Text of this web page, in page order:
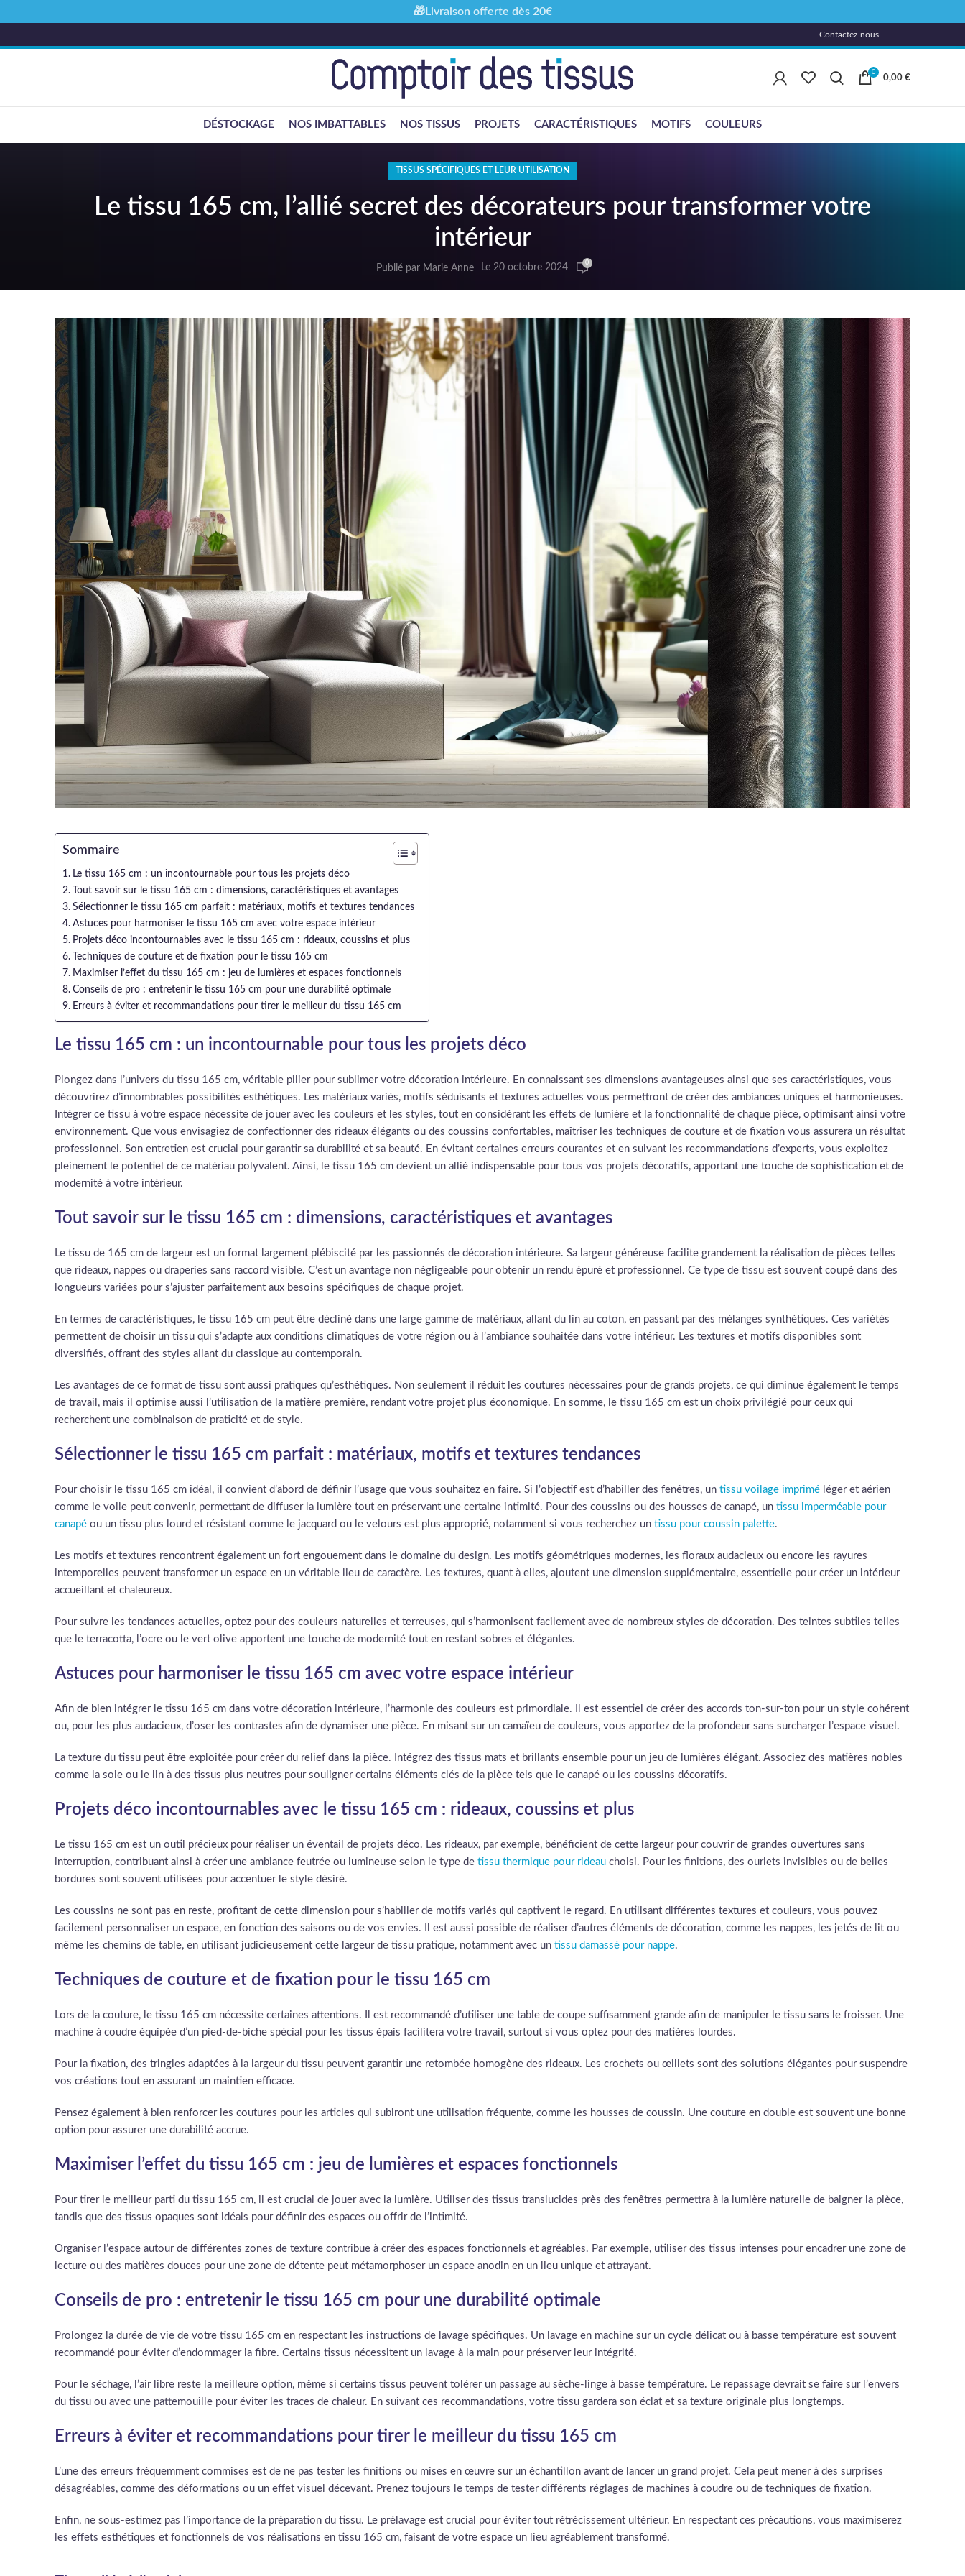
Contactez-nous
0
0,00 €
DÉSTOCKAGE NOS IMBATTABLES NOS TISSUS PROJETS CARACTÉRISTIQUES MOTIFS COULEURS
TISSUS SPÉCIFIQUES ET LEUR UTILISATION
Le tissu 165 cm, l’allié secret des décorateurs pour transformer votre
intérieur
Publié par Marie Anne Le 20 octobre 2024 0
Sommaire
Le tissu 165 cm : un incontournable pour tous les projets déco
Tout savoir sur le tissu 165 cm : dimensions, caractéristiques et avantages
Sélectionner le tissu 165 cm parfait : matériaux, motifs et textures tendances
Astuces pour harmoniser le tissu 165 cm avec votre espace intérieur
Projets déco incontournables avec le tissu 165 cm : rideaux, coussins et plus
Techniques de couture et de fixation pour le tissu 165 cm
Maximiser l’effet du tissu 165 cm : jeu de lumières et espaces fonctionnels
Conseils de pro : entretenir le tissu 165 cm pour une durabilité optimale
Erreurs à éviter et recommandations pour tirer le meilleur du tissu 165 cm
Le tissu 165 cm : un incontournable pour tous les projets déco
Plongez dans l’univers du tissu 165 cm, véritable pilier pour sublimer votre décoration intérieure. En connaissant ses dimensions avantageuses ainsi que ses caractéristiques, vous
découvrirez d’innombrables possibilités esthétiques. Les matériaux variés, motifs séduisants et textures actuelles vous permettront de créer des ambiances uniques et harmonieuses.
Intégrer ce tissu à votre espace nécessite de jouer avec les couleurs et les styles, tout en considérant les effets de lumière et la fonctionnalité de chaque pièce, optimisant ainsi votre
environnement. Que vous envisagiez de confectionner des rideaux élégants ou des coussins confortables, maîtriser les techniques de couture et de fixation vous assurera un résultat
professionnel. Son entretien est crucial pour garantir sa durabilité et sa beauté. En évitant certaines erreurs courantes et en suivant les recommandations d’experts, vous exploitez
pleinement le potentiel de ce matériau polyvalent. Ainsi, le tissu 165 cm devient un allié indispensable pour tous vos projets décoratifs, apportant une touche de sophistication et de
modernité à votre intérieur.
Tout savoir sur le tissu 165 cm : dimensions, caractéristiques et avantages
Le tissu de 165 cm de largeur est un format largement plébiscité par les passionnés de décoration intérieure. Sa largeur généreuse facilite grandement la réalisation de pièces telles
que rideaux, nappes ou draperies sans raccord visible. C’est un avantage non négligeable pour obtenir un rendu épuré et professionnel. Ce type de tissu est souvent coupé dans des
longueurs variées pour s’ajuster parfaitement aux besoins spécifiques de chaque projet.
En termes de caractéristiques, le tissu 165 cm peut être décliné dans une large gamme de matériaux, allant du lin au coton, en passant par des mélanges synthétiques. Ces variétés
permettent de choisir un tissu qui s’adapte aux conditions climatiques de votre région ou à l’ambiance souhaitée dans votre intérieur. Les textures et motifs disponibles sont
diversifiés, offrant des styles allant du classique au contemporain.
Les avantages de ce format de tissu sont aussi pratiques qu’esthétiques. Non seulement il réduit les coutures nécessaires pour de grands projets, ce qui diminue également le temps
de travail, mais il optimise aussi l’utilisation de la matière première, rendant votre projet plus économique. En somme, le tissu 165 cm est un choix privilégié pour ceux qui
recherchent une combinaison de praticité et de style.
Sélectionner le tissu 165 cm parfait : matériaux, motifs et textures tendances
Pour choisir le tissu 165 cm idéal, il convient d’abord de définir l’usage que vous souhaitez en faire. Si l’objectif est d’habiller des fenêtres, un tissu voilage imprimé léger et aérien
comme le voile peut convenir, permettant de diffuser la lumière tout en préservant une certaine intimité. Pour des coussins ou des housses de canapé, un tissu imperméable pour
canapé ou un tissu plus lourd et résistant comme le jacquard ou le velours est plus approprié, notamment si vous recherchez un tissu pour coussin palette.
Les motifs et textures rencontrent également un fort engouement dans le domaine du design. Les motifs géométriques modernes, les floraux audacieux ou encore les rayures
intemporelles peuvent transformer un espace en un véritable lieu de caractère. Les textures, quant à elles, ajoutent une dimension supplémentaire, essentielle pour créer un intérieur
accueillant et chaleureux.
Pour suivre les tendances actuelles, optez pour des couleurs naturelles et terreuses, qui s’harmonisent facilement avec de nombreux styles de décoration. Des teintes subtiles telles
que le terracotta, l’ocre ou le vert olive apportent une touche de modernité tout en restant sobres et élégantes.
Astuces pour harmoniser le tissu 165 cm avec votre espace intérieur
Afin de bien intégrer le tissu 165 cm dans votre décoration intérieure, l’harmonie des couleurs est primordiale. Il est essentiel de créer des accords ton-sur-ton pour un style cohérent
ou, pour les plus audacieux, d’oser les contrastes afin de dynamiser une pièce. En misant sur un camaïeu de couleurs, vous apportez de la profondeur sans surcharger l’espace visuel.
La texture du tissu peut être exploitée pour créer du relief dans la pièce. Intégrez des tissus mats et brillants ensemble pour un jeu de lumières élégant. Associez des matières nobles
comme la soie ou le lin à des tissus plus neutres pour souligner certains éléments clés de la pièce tels que le canapé ou les coussins décoratifs.
Projets déco incontournables avec le tissu 165 cm : rideaux, coussins et plus
Le tissu 165 cm est un outil précieux pour réaliser un éventail de projets déco. Les rideaux, par exemple, bénéficient de cette largeur pour couvrir de grandes ouvertures sans
interruption, contribuant ainsi à créer une ambiance feutrée ou lumineuse selon le type de tissu thermique pour rideau choisi. Pour les finitions, des ourlets invisibles ou de belles
bordures sont souvent utilisées pour accentuer le style désiré.
Les coussins ne sont pas en reste, profitant de cette dimension pour s’habiller de motifs variés qui captivent le regard. En utilisant différentes textures et couleurs, vous pouvez
facilement personnaliser un espace, en fonction des saisons ou de vos envies. Il est aussi possible de réaliser d’autres éléments de décoration, comme les nappes, les jetés de lit ou
même les chemins de table, en utilisant judicieusement cette largeur de tissu pratique, notamment avec un tissu damassé pour nappe.
Techniques de couture et de fixation pour le tissu 165 cm
Lors de la couture, le tissu 165 cm nécessite certaines attentions. Il est recommandé d’utiliser une table de coupe suffisamment grande afin de manipuler le tissu sans le froisser. Une
machine à coudre équipée d’un pied-de-biche spécial pour les tissus épais facilitera votre travail, surtout si vous optez pour des matières lourdes.
Pour la fixation, des tringles adaptées à la largeur du tissu peuvent garantir une retombée homogène des rideaux. Les crochets ou œillets sont des solutions élégantes pour suspendre
vos créations tout en assurant un maintien efficace.
Pensez également à bien renforcer les coutures pour les articles qui subiront une utilisation fréquente, comme les housses de coussin. Une couture en double est souvent une bonne
option pour assurer une durabilité accrue.
Maximiser l’effet du tissu 165 cm : jeu de lumières et espaces fonctionnels
Pour tirer le meilleur parti du tissu 165 cm, il est crucial de jouer avec la lumière. Utiliser des tissus translucides près des fenêtres permettra à la lumière naturelle de baigner la pièce,
tandis que des tissus opaques sont idéals pour définir des espaces ou offrir de l’intimité.
Organiser l’espace autour de différentes zones de texture contribue à créer des espaces fonctionnels et agréables. Par exemple, utiliser des tissus intenses pour encadrer une zone de
lecture ou des matières douces pour une zone de détente peut métamorphoser un espace anodin en un lieu unique et attrayant.
Conseils de pro : entretenir le tissu 165 cm pour une durabilité optimale
Prolongez la durée de vie de votre tissu 165 cm en respectant les instructions de lavage spécifiques. Un lavage en machine sur un cycle délicat ou à basse température est souvent
recommandé pour éviter d’endommager la fibre. Certains tissus nécessitent un lavage à la main pour préserver leur intégrité.
Pour le séchage, l’air libre reste la meilleure option, même si certains tissus peuvent tolérer un passage au sèche-linge à basse température. Le repassage devrait se faire sur l’envers
du tissu ou avec une pattemouille pour éviter les traces de chaleur. En suivant ces recommandations, votre tissu gardera son éclat et sa texture originale plus longtemps.
Erreurs à éviter et recommandations pour tirer le meilleur du tissu 165 cm
L’une des erreurs fréquemment commises est de ne pas tester les finitions ou mises en œuvre sur un échantillon avant de lancer un grand projet. Cela peut mener à des surprises
désagréables, comme des déformations ou un effet visuel décevant. Prenez toujours le temps de tester différents réglages de machines à coudre ou de techniques de fixation.
Enfin, ne sous-estimez pas l’importance de la préparation du tissu. Le prélavage est crucial pour éviter tout rétrécissement ultérieur. En respectant ces précautions, vous maximiserez
les effets esthétiques et fonctionnels de vos réalisations en tissu 165 cm, faisant de votre espace un lieu agréablement transformé.
🎁Livraison offerte dès 20€